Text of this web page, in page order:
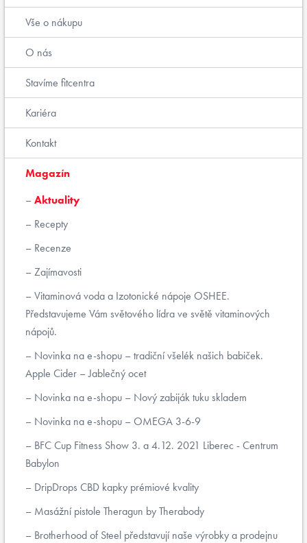
Vše o nákupu
O nás
Stavíme fitcentra
Kariéra
Kontakt
Magazín
Aktuality
Recepty
Recenze
Zajímavosti
Vitaminová voda a Izotonické nápoje OSHEE.
Představujeme Vám světového lídra ve světě vitaminových
nápojů.
Novinka na e-shopu – tradiční všelék našich babiček.
Apple Cider – Jablečný ocet
Novinka na e-shopu – Nový zabiják tuku skladem
Novinka na e-shopu – OMEGA 3-6-9
BFC Cup Fitness Show 3. a 4.12. 2021 Liberec - Centrum
Babylon
DripDrops CBD kapky prémiové kvality
Masážní pistole Theragun by Therabody
Brotherhood of Steel představují naše výrobky a prodejnu